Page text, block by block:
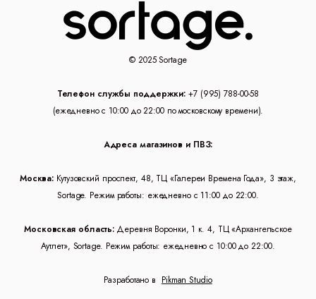
© 2025 Sortage
Телефон службы поддержки: +7 (995) 788-00-58
(ежедневно с 10:00 до 22:00 по московскому времени).
Адреса магазинов и ПВЗ:
Москва: Кутузовский проспект, 48, ТЦ «Галереи Времена Года», 3 этаж,
Sortage. Режим работы: ежедневно с 11:00 до 22:00.
Московская область: Деревня Воронки, 1 к. 4, ТЦ «Архангельское
Аутлет», Sortage. Режим работы: ежедневно с 10:00 до 22:00.
Разработано в Pikman Studio